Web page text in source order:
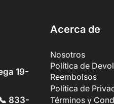
19-
833-
Acerca de
Nosotros
Política de
Reembolsos
Política de
Términos y